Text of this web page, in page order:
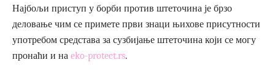
Најбољи приступ у борби против штеточина је брзо
деловање чим се примете први знаци њихове присутности
употребом средстава за сузбијање штеточина који се могу
пронаћи и на eko-protect.rs.